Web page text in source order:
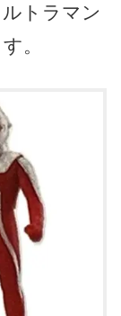
トラマン
。